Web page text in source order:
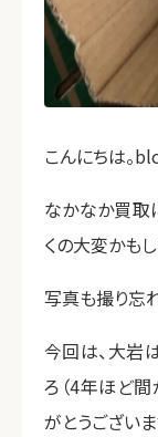
こんにちは。
なかなか買取
くの大変かも
写真も撮り忘れ
今回は、大岩
ろ（4年ほど
がとうございま